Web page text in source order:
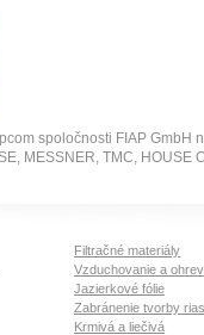
spoločnosti FIAP GmbH
MESSNER, TMC, HOUSE
Filtračné materiály
Vzduchovanie a ohrev
Jazierkové fólie
Zabránenie tvorby rias
Krmivá a liečivá